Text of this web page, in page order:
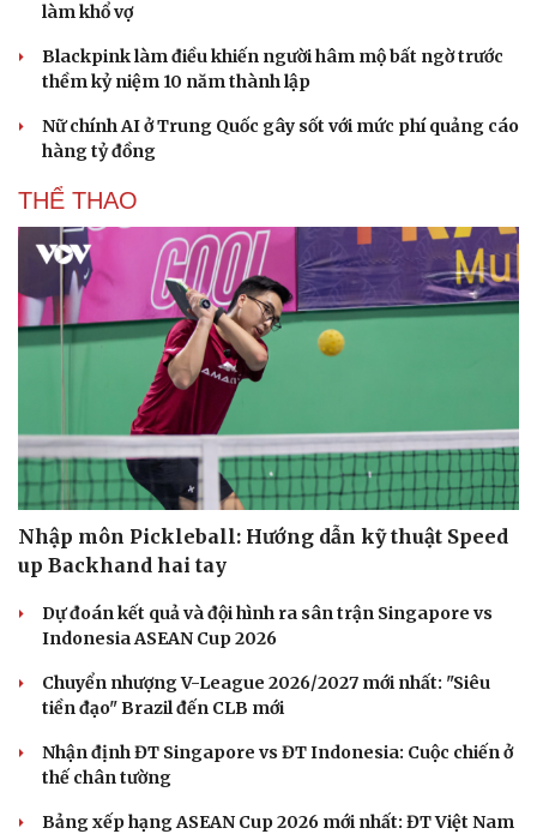
làm khổ vợ
Blackpink làm điều khiến người hâm mộ bất ngờ trước
thềm kỷ niệm 10 năm thành lập
Nữ chính AI ở Trung Quốc gây sốt với mức phí quảng cáo
hàng tỷ đồng
THỂ THAO
Nhập môn Pickleball: Hướng dẫn kỹ thuật Speed
up Backhand hai tay
Dự đoán kết quả và đội hình ra sân trận Singapore vs
Indonesia ASEAN Cup 2026
Chuyển nhượng V-League 2026/2027 mới nhất: "Siêu
tiền đạo" Brazil đến CLB mới
Nhận định ĐT Singapore vs ĐT Indonesia: Cuộc chiến ở
thế chân tường
Bảng xếp hạng ASEAN Cup 2026 mới nhất: ĐT Việt Nam